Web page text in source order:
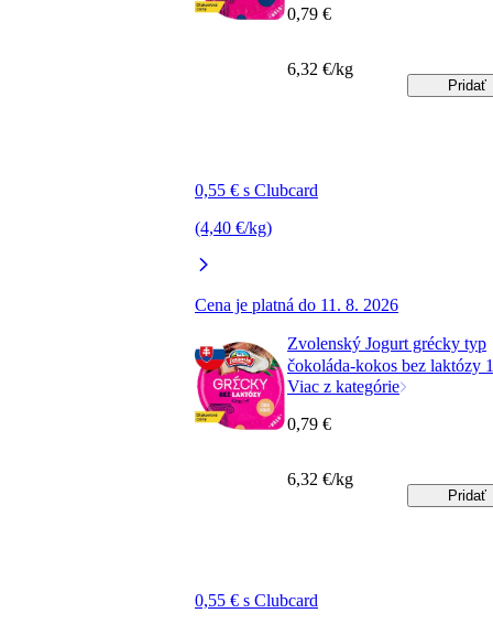
0,55 € s Clubcard
(4,40 €/kg)
Cena je platná do 11. 8. 2026
0,79 €
6,32 €/kg
Pridať
Zvolenský Jogurt grécky typ
čokoláda-kokos bez laktózy
Viac z kategórie
0,55 € s Clubcard
0,79 €
6,32 €/kg
Pridať